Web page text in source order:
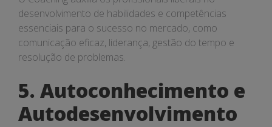
desenvolvimento de habilidades e competências
essenciais para o sucesso no mercado, como
comunicação eficaz, liderança, gestão do tempo e
resolução de problemas.
5. Autoconhecimento e
Autodesenvolvimento